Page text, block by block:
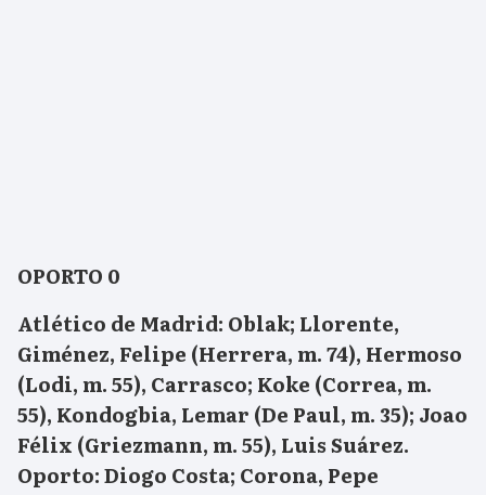
OPORTO 0
Atlético de Madrid: Oblak; Llorente,
Giménez, Felipe (Herrera, m. 74), Hermoso
(Lodi, m. 55), Carrasco; Koke (Correa, m.
55), Kondogbia, Lemar (De Paul, m. 35); Joao
Félix (Griezmann, m. 55), Luis Suárez.
Oporto:Diogo Costa; Corona, Pepe